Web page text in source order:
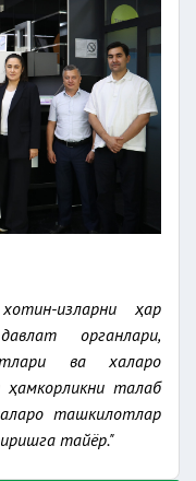
қизларни ҳар
органлари,
ва халқаро
ҳамкорликни талаб
ташкилотлар
тайёр."